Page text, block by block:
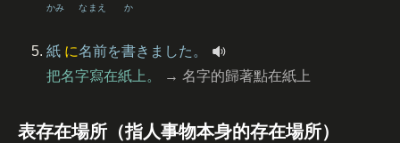
紙
かみ
に名前
なまえ
を書
か
きました。
把名字寫在紙上。
→ 名字的歸著點在紙上
表存在場所（指人事物本身的存在場所）